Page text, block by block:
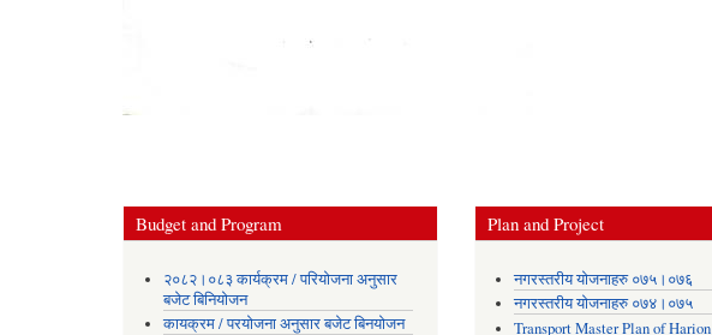
Budget and Program
२०८२।०८३ कार्यक्रम / परियोजना अनुसार
बजेट बिनियोजन
कायक्रम / परयोजना अनुसार बजेट बिनयोजन
Plan and Project
नगरस्तरीय योजनाहरु ०७५।०७६
नगरस्तरीय योजनाहरु ०७४।०७५
Transport Master Plan of Harion